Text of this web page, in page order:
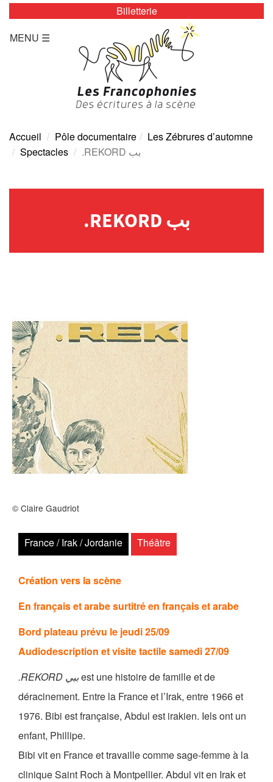
LES ZÉBRURES
Programmation/Calendrier
Presse
Tarifs
Archives
MAISON DES AUTEURS·RICES
Présentation
Les résidences
Prix littéraires
Auteurs en résidence
ACTIONS CULTURELLES
Les Zébrures d’automne
Les Zébrures du printemps
Maison des auteurs·rices
Archives numériques
Équipe
le Pole Francophone à Limoges
Missions
Billetterie
MENU ☰
Accueil Pôle documentaire
Les Zébrures d’automne
Spectacles
.REKORD بب
.REKORD بب
© Claire Gaudriot
France / Irak / Jordanie Théâtre
Création vers la scène
En français et arabe surtitré en français et arabe
Bord plateau prévu le jeudi 25/09
Audiodescription et visite tactile samedi 27/09
est une histoire de famille et de
déracinement. Entre la France et l’Irak, entre 1966 et
1976. Bibi est française, Abdul est irakien. Iels ont un
enfant, Phillipe.
Bibi vit en France et travaille comme sage-femme à la
clinique Saint Roch à Montpellier. Abdul vit en Irak et